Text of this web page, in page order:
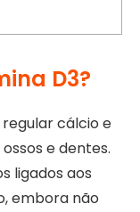
D3?
cálcio e
e dentes.
ligados aos
embora não